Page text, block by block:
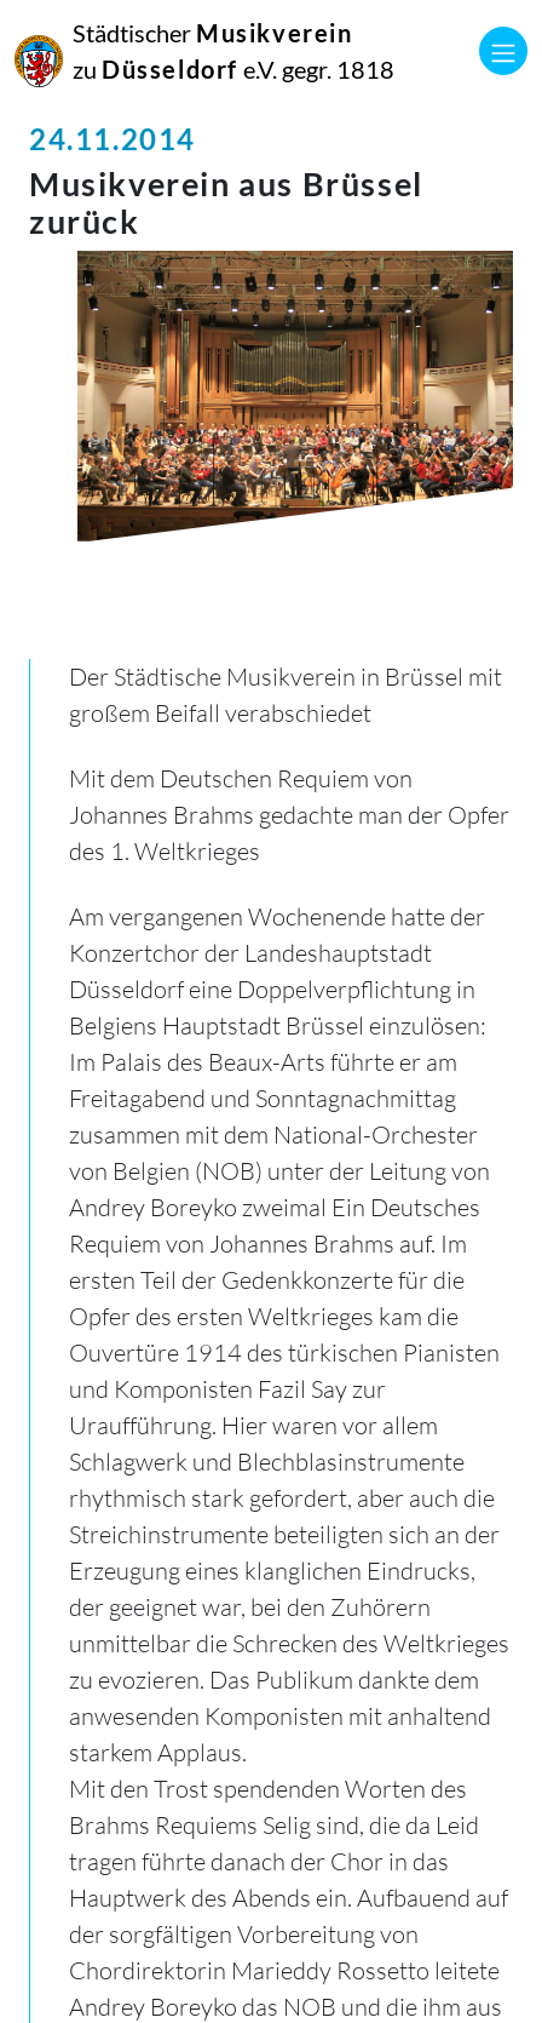
Städtischer Musikverein
zu Düsseldorf e.V. gegr. 1818
24.11.2014
Musikverein aus Brüssel
zurück
Der Städtische Musikverein in Brüssel mit
großem Beifall verabschiedet
Mit dem Deutschen Requiem von
Johannes Brahms gedachte man der Opfer
des 1. Weltkrieges
Am vergangenen Wochenende hatte der
Konzertchor der Landeshauptstadt
Düsseldorf eine Doppelverpflichtung in
Belgiens Hauptstadt Brüssel einzulösen:
Im Palais des Beaux-Arts führte er am
Freitagabend und Sonntagnachmittag
zusammen mit dem National-Orchester
von Belgien (NOB) unter der Leitung von
Andrey Boreyko zweimal Ein Deutsches
Requiem von Johannes Brahms auf. Im
ersten Teil der Gedenkkonzerte für die
Opfer des ersten Weltkrieges kam die
Ouvertüre 1914 des türkischen Pianisten
und Komponisten Fazil Say zur
Uraufführung. Hier waren vor allem
Schlagwerk und Blechblasinstrumente
rhythmisch stark gefordert, aber auch die
Streichinstrumente beteiligten sich an der
Erzeugung eines klanglichen Eindrucks,
der geeignet war, bei den Zuhörern
unmittelbar die Schrecken des Weltkrieges
zu evozieren. Das Publikum dankte dem
anwesenden Komponisten mit anhaltend
starkem Applaus.
Mit den Trost spendenden Worten des
Brahms Requiems Selig sind, die da Leid
tragen führte danach der Chor in das
Hauptwerk des Abends ein. Aufbauend auf
der sorgfältigen Vorbereitung von
Chordirektorin Marieddy Rossetto leitete
Andrey Boreyko das NOB und die ihm aus